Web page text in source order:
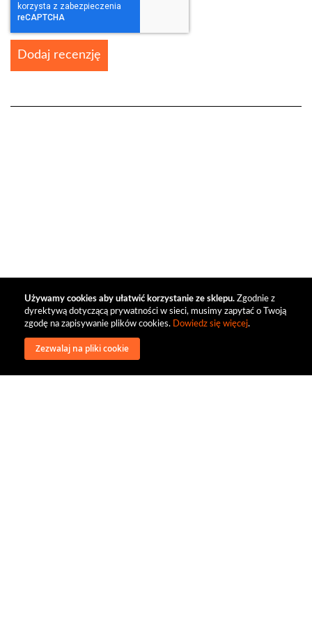
Używamy cookies aby ułatwić korzystanie ze sklepu. Zgodnie z
dyrektywą dotyczącą prywatności w sieci, musimy zapytać o Twoją
zgodę na zapisywanie plików cookies. Dowiedz się więcej.
Zezwalaj na pliki cookie
Dodaj recenzję